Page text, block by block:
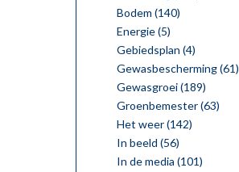
Bodem (140)
Energie(5)
Gebiedsplan (4)
Gewasbescherming(61)
Gewasgroei(189)
Groenbemester(63)
Het weer(142)
In beeld (56)
In de media (101)